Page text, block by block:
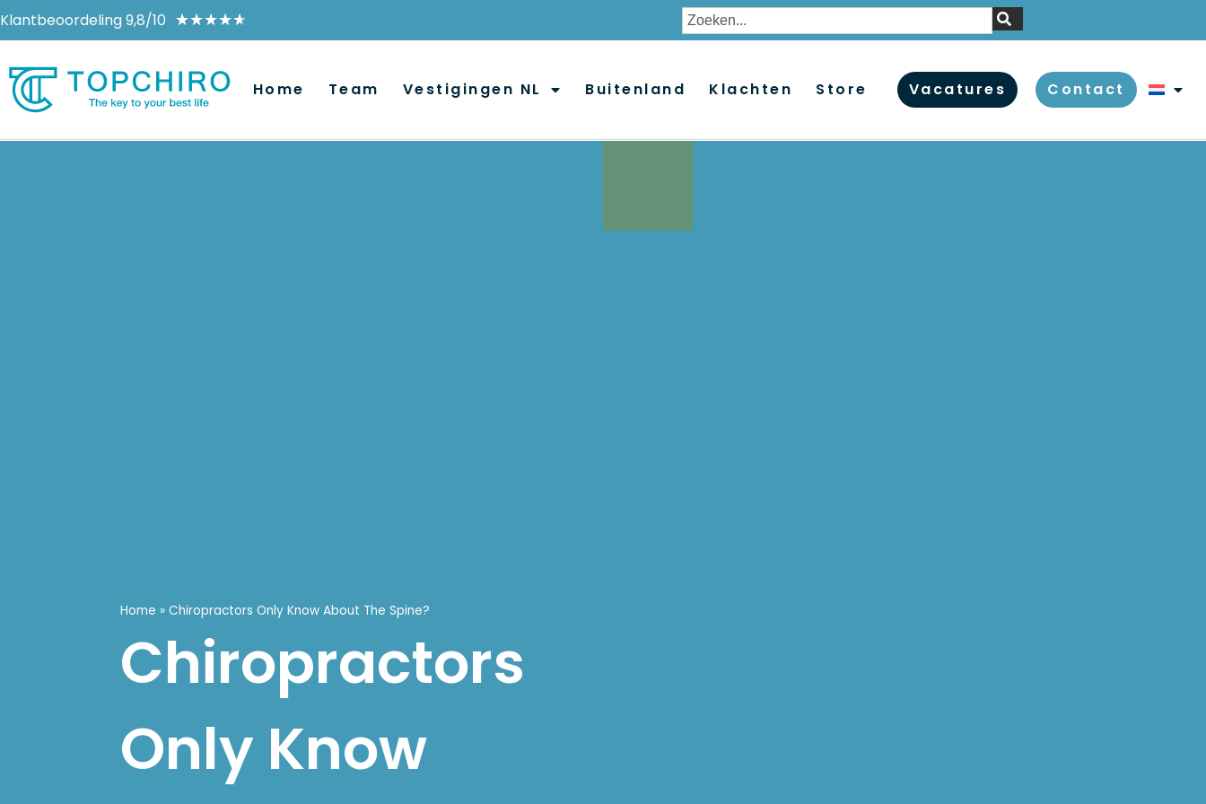
Klantbeoordeling 9,8/10 ★★★★★
Home Team Vestigingen NL Buitenland Klachten Store Vacatures Contact
Home »Chiropractors Only Know About The Spine?
Chiropractors
Only Know